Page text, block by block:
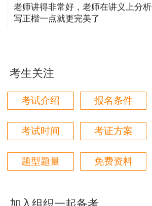
1、根据鲁人社字[2019]12号
束满五年仍未领取的证书，按照
2、根据人社厅发[2021] 97号
2021年12月16日起印制的专业技
证书启用电子证书，与纸质证书
力，纸质证书仍按照原方式制发
书遗失、损毁，或逾期不领取的
附件：
技术人员职业资格电子证书的通知
用户m1****96
真的是把学习变成自己能理解的语言
用户m1****88
太喜欢王英老师了
用户m5****68
用户m2****68
心，听了老师的课很有收获，谢谢
考生关注
考试介绍 报名条件
考试时间 考证方案
题型题量 免费资料